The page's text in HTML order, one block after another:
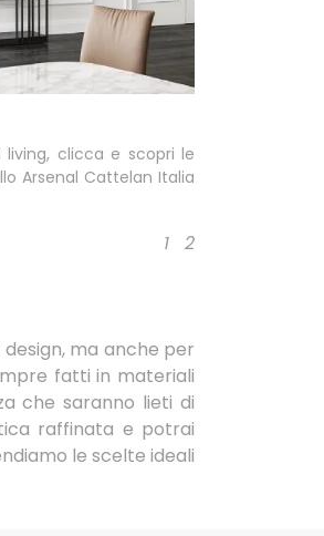
clicca e scopri le
Arsenal Cattelan Italia
1 2
ma anche per
fatti in materiali
che saranno lieti di
raffinata e potrai
le scelte ideali